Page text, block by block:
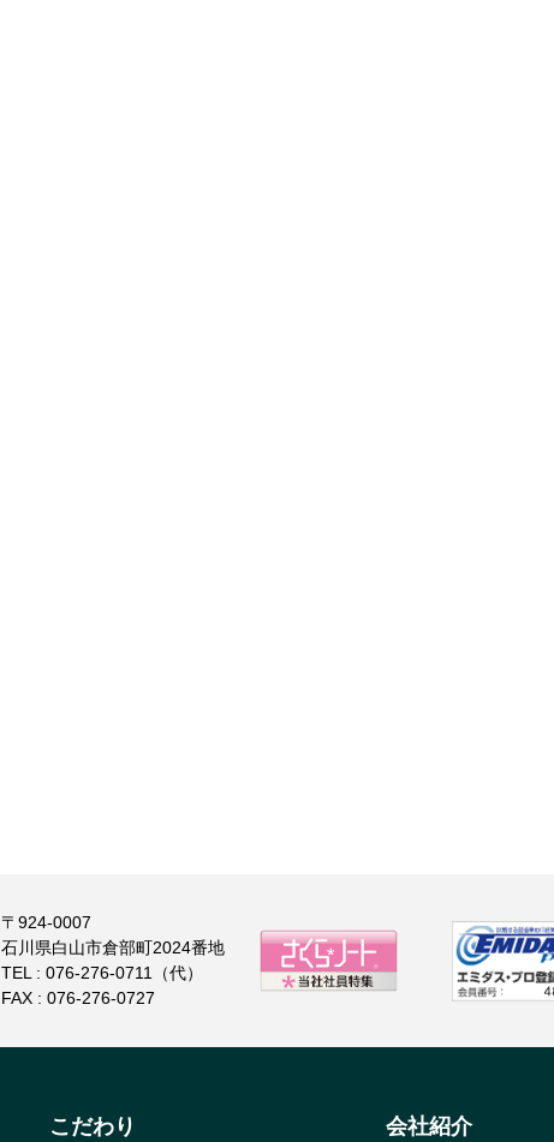
〒924-0007
石川県白山市倉部町2024番地
TEL : 076-276-0711（代）
FAX : 076-276-0727
こだわり 会社紹介